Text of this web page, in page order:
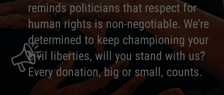
reminds politicians that respect for
human rights is non-negotiable. We're
determined to keep championing your
civil liberties, will you stand with us?
Every donation, big or small, counts.